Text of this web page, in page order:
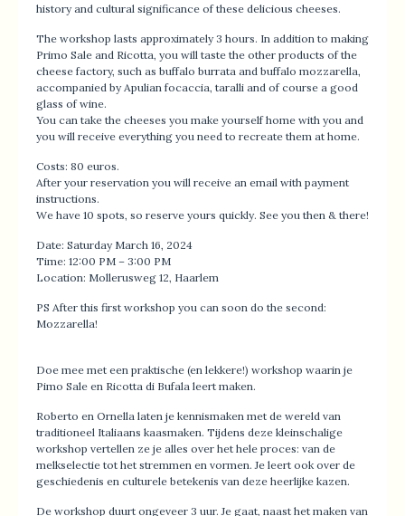
history and cultural significance of these delicious cheeses.
The workshop lasts approximately 3 hours. In addition to making
Primo Sale and Ricotta, you will taste the other products of the
cheese factory, such as buffalo burrata and buffalo mozzarella,
accompanied by Apulian focaccia, taralli and of course a good
glass of wine.
You can take the cheeses you make yourself home with you and
you will receive everything you need to recreate them at home.
Costs: 80 euros.
After your reservation you will receive an email with payment
instructions.
We have 10 spots, so reserve yours quickly. See you then & there!
Date: Saturday March 16, 2024
Time: 12:00 PM – 3:00 PM
Location: Mollerusweg 12, Haarlem
PS After this first workshop you can soon do the second:
Mozzarella!
Doe mee met een praktische (en lekkere!) workshop waarin je
Pimo Sale en Ricotta di Bufala leert maken.
Roberto en Ornella laten je kennismaken met de wereld van
traditioneel Italiaans kaasmaken. Tijdens deze kleinschalige
workshop vertellen ze je alles over het hele proces: van de
melkselectie tot het stremmen en vormen. Je leert ook over de
geschiedenis en culturele betekenis van deze heerlijke kazen.
De workshop duurt ongeveer 3 uur. Je gaat, naast het maken van